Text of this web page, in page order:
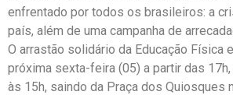
enfrentado por todos os brasileiros: a
país, além de uma campanha de
O arrastão solidário da Educação Física
próxima sexta-feira (05) a partir das
às 15h, saindo da Praça dos Quiosques